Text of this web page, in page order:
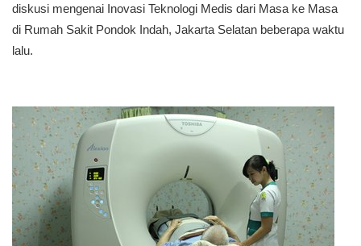
diskusi mengenai Inovasi Teknologi Medis dari Masa ke Masa
di Rumah Sakit Pondok Indah, Jakarta Selatan beberapa waktu
lalu.